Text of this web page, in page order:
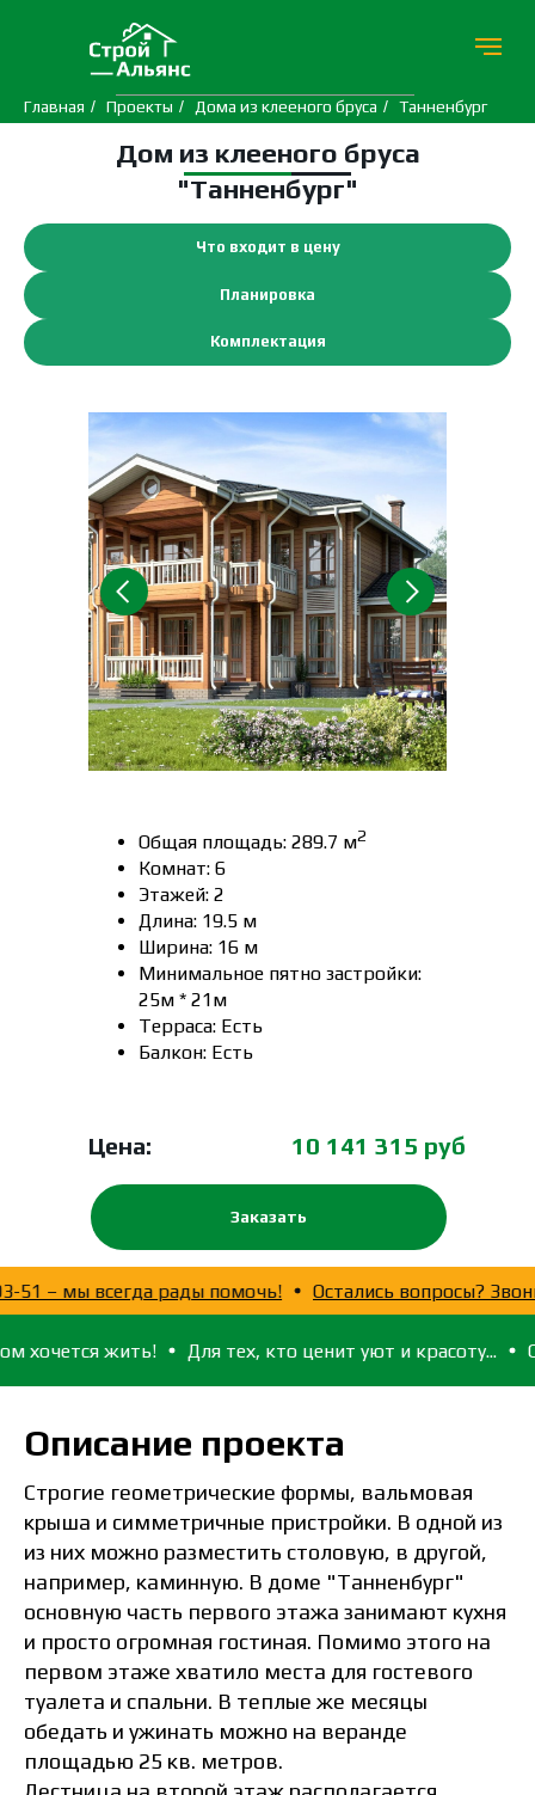
Главная / Проекты / Дома из клееного бруса / Танненбург
Дом из клееного бруса
"Танненбург"
Что входит в цену
Планировка
Комплектация
10 141 315 руб
Цена:
Общая площадь: 289.7 м2
Комнат: 6
Этажей: 2
Длина: 19.5 м
Ширина: 16 м
Минимальное пятно застройки:
25м * 21м
Терраса: Есть
Балкон: Есть
Заказать
03-51 – мы всегда рады помочь! Остались
жить! Для тех, кто ценит уют и красоту... Создаём
Описание проекта
Строгие геометрические формы, вальмовая
крыша и симметричные пристройки. В одной из
из них можно разместить столовую, в другой,
например, каминную. В доме "Танненбург"
основную часть первого этажа занимают кухня
и просто огромная гостиная. Помимо этого на
первом этаже хватило места для гостевого
туалета и спальни. В теплые же месяцы
обедать и ужинать можно на веранде
площадью 25 кв. метров.